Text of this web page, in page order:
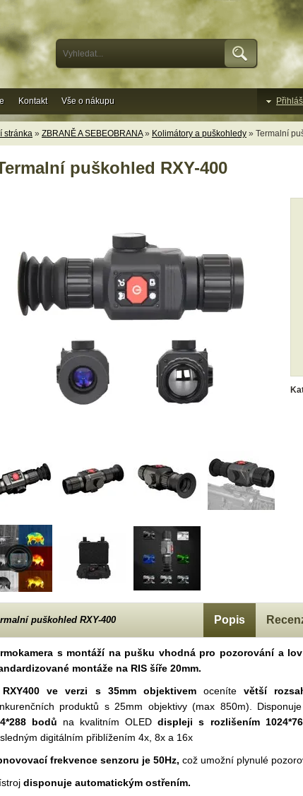
stránka » ZBRANĚ A SEBEOBRANA» Kolimátory a puškohledy » Termalní
puškohled RXY-400
puškohled RXY-400 Popis
s montáží na pušku vhodná pro pozorování a
montáže na RIS šíře 20mm.
ve verzi s 35mm objektivemocenítevětší
produktů s 25mm objektivy (max 850m). Disponuje
bodů na kvalitním OLEDdispleji s rozlišením
digitálním přiblížením 4x, 8x a 16x
frekvence senzoru je 50Hz, což umožní plynulé
disponuje automatickým ostřením.
Kontakt Vše o nákupu